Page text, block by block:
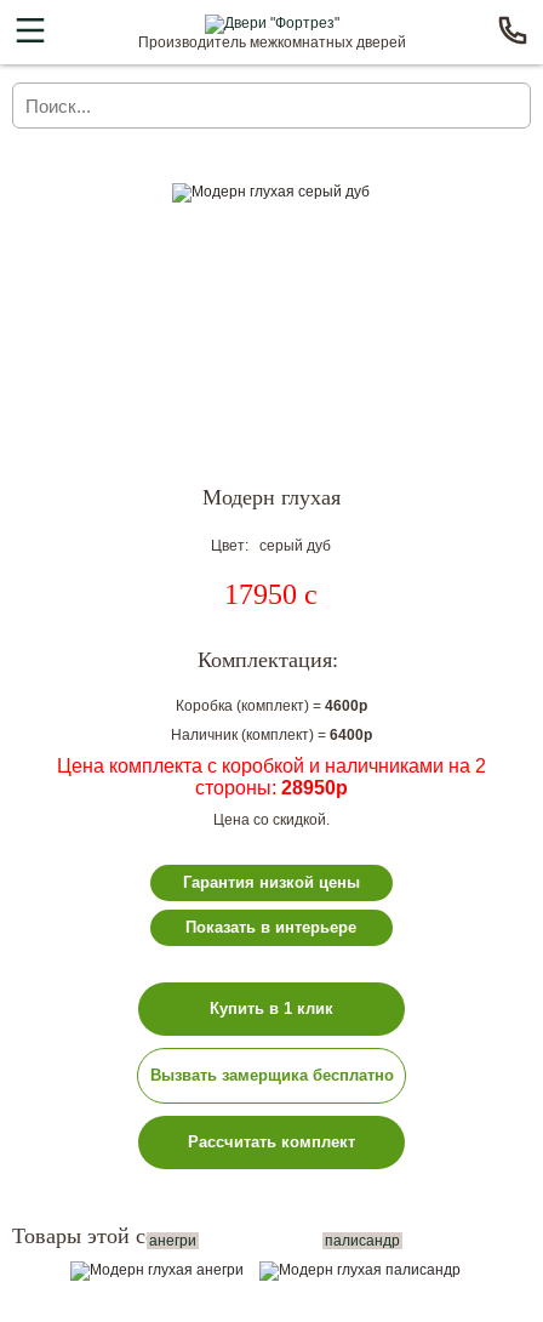
Производитель межкомнатных дверей
Модерн глухая
Цвет: серый дуб
17950 c
Комплектация:
Коробка (комплект) = 4600р
Наличник (комплект) = 6400р
Цена комплекта с коробкой и наличниками на 2
стороны: 28950р
Цена со скидкой.
Гарантия низкой цены
Показать в интерьере
Купить в 1 клик
Вызвать замерщика бесплатно
Рассчитать комплект
Товары этой серии:
анегри палисандр